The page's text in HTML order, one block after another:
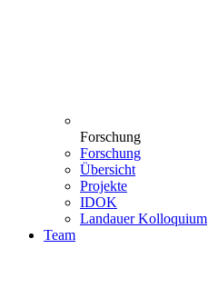
Forschung
Forschung
Übersicht
Projekte
IDOK
Landauer Kolloquium
Team